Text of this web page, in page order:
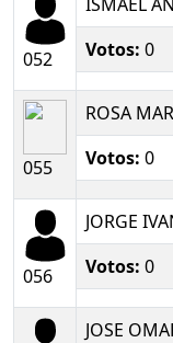
052
Votos: 0
055
ROSA
Votos: 0
056
JORGE
Votos: 0
JOSE